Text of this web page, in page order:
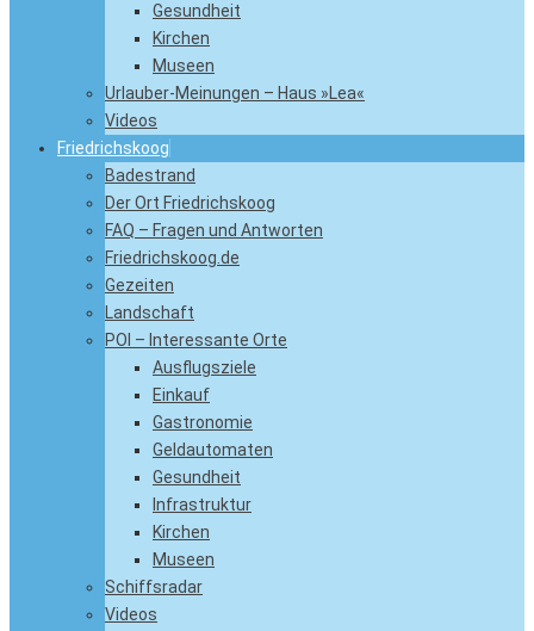
Gesundheit
Kirchen
Museen
Urlauber-Meinungen – Haus »Lea«
Videos
Friedrichskoog
Badestrand
Der Ort Friedrichskoog
FAQ – Fragen und Antworten
Friedrichskoog.de
Gezeiten
Landschaft
POI – Interessante Orte
Ausflugsziele
Einkauf
Gastronomie
Geldautomaten
Gesundheit
Infrastruktur
Kirchen
Museen
Schiffsradar
Videos